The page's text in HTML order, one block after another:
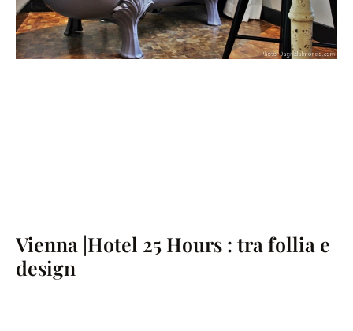
Vienna |Hotel 25 Hours : tra follia e
design